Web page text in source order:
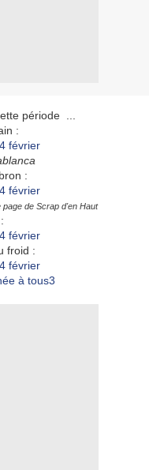
période ...
:
:
page de Scrap d'en Haut
froid :